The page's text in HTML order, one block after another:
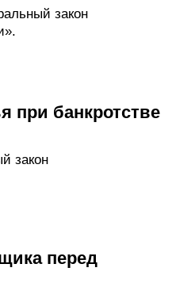
закон
при банкротстве
закон
перед